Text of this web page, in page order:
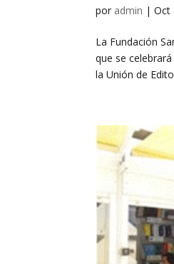
por admin |Oct
La Fundación
que se
la Unión de